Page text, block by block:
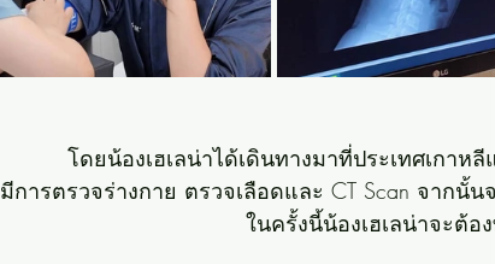
โดยน้องเฮเลน่าได้เดินทางมาที่ประเทศเกา
มีการตรวจร่างกาย ตรวจเลือดและ CT Scan จากนั้
ในครั้งนี้น้องเฮเลน่าจะต้อ